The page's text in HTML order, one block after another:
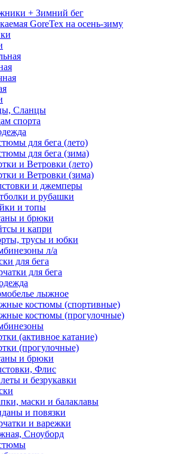
+ Зимний бег
GoreTex на осень-зиму
Сланцы
спорта
для бега (лето)
для бега (зима)
и Ветровки (лето)
и Ветровки (зима)
и джемперы
и рубашки
и топы
и брюки
и капри
трусы и юбки
л/а
для бега
для бега
лыжное
костюмы (спортивные)
костюмы (прогулочные)
(активное катание)
(прогулочные)
и брюки
Флис
и безрукавки
маски и балаклавы
и повязки
и варежки
Сноуборд